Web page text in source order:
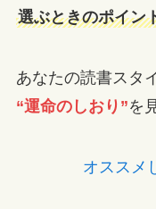
選ぶときのポイン
あなたの読書スタ
“運命のしおり”を
オススメ